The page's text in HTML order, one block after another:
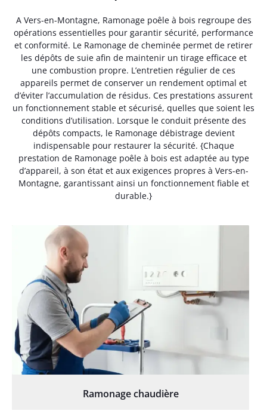
A Vers-en-Montagne, Ramonage poêle à bois regroupe des
opérations essentielles pour garantir sécurité, performance
et conformité. Le Ramonage de cheminée permet de retirer
les dépôts de suie afin de maintenir un tirage efficace et
une combustion propre. L’entretien régulier de ces
appareils permet de conserver un rendement optimal et
d’éviter l’accumulation de résidus. Ces prestations assurent
un fonctionnement stable et sécurisé, quelles que soient les
conditions d’utilisation. Lorsque le conduit présente des
dépôts compacts, le Ramonage débistrage devient
indispensable pour restaurer la sécurité. {Chaque
prestation de Ramonage poêle à bois est adaptée au type
d’appareil, à son état et aux exigences propres à Vers-en-
Montagne, garantissant ainsi un fonctionnement fiable et
durable.}
Ramonage chaudière